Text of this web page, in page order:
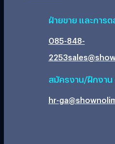
ฝ่ายขาย และการต
085-848-
2253
สมัครงาน/ฝึกงาน
hr-